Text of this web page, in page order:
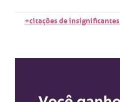
+citações de insignificantes